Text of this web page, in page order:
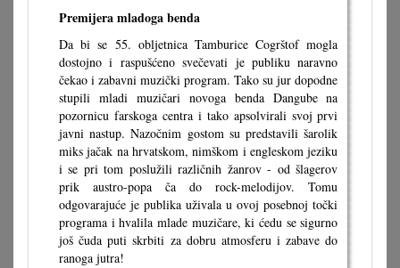
Premijera mladoga benda
Da bi se 55. obljetnica Tamburice Cogrštof mogla
dostojno i raspušćeno svečevati je publiku naravno
čekao i zabavni muzički program. Tako su jur dopodne
stupili mladi muzičari novoga benda Dangube na
pozornicu farskoga centra i tako apsolvirali svoj prvi
javni nastup. Nazočnim gostom su predstavili šarolik
miks jačak na hrvatskom, nimškom i engleskom jeziku
i se pri tom poslužili različnih žanrov - od šlagerov
prik austro-popa ča do rock-melodijov. Tomu
odgovarajuće je publika uživala u ovoj posebnoj točki
programa i hvalila mlade muzičare, ki ćedu se sigurno
još čuda puti skrbiti za dobru atmosferu i zabave do
ranoga jutra!